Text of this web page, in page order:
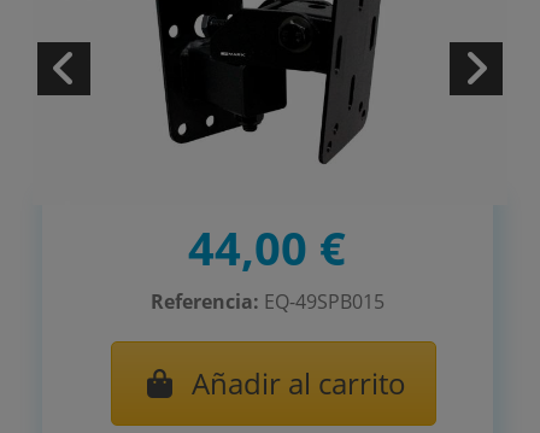
44,00 €
Referencia: EQ-49SPB015
Añadir al carrito